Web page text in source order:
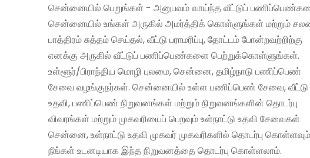
சென்னையில் பெறுங்கள் - அனுபவம் வாய்ந்த வீட்டுப்
சென்னையில் உங்கள் அருகில் அமர்த்திக் கொள்ளுங்கள் மற்றும்
பாத்திரம் சுத்தம் செய்தல், வீட்டு பராமரிப்பு, தோட்டம் போன்றவற்றிற்கு
எனக்கு அருகில் வீட்டுப் பணிப்பெண்களை பெற்றுக்கொள்ளுங்கள்.
உள்ளூர்/பிராந்திய மொழி புலமை, சென்னை, தமிழ்நாடு பணிப்பெண்
சேவை வழங்குநர்கள். சென்னையில் உள்ள பணிப்பெண் சேவை, வீட்டு
உதவி, பணிப்பெண் நிறுவனங்கள் மற்றும் நிறுவனங்களின் தொடர்பு
விவரங்கள் மற்றும் முகவரியைப் பெறவும் உள்நாட்டு உதவி சேவைகள்
சென்னை, உள்நாட்டு உதவி முகவர் முகவரிகளில் தொடர்பு கொள்ளவும்
நீங்கள் உடனடியாக இந்த நிறுவனத்தை தொடர்பு கொள்ளலாம்.